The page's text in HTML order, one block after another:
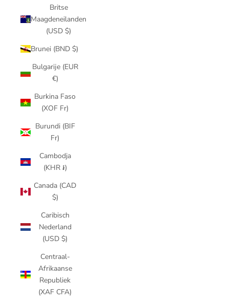
Britse
Maagdeneilanden
(USD $)
Brunei (BND $)
Bulgarije (EUR
€)
Burkina Faso
(XOF Fr)
Burundi (BIF
Fr)
Cambodja
(KHR ៛)
Canada (CAD
$)
Caribisch
Nederland
(USD $)
Centraal-
Afrikaanse
Republiek
(XAF CFA)